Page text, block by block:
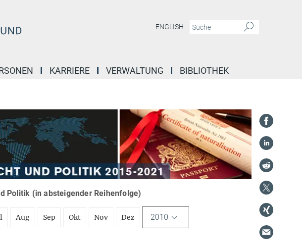
ENGLISH
KARRIERE VERWALTUNG BIBLIOTHEK
Politik (in absteigender Reihenfolge)
Aug Sep Okt Nov Dez 2010